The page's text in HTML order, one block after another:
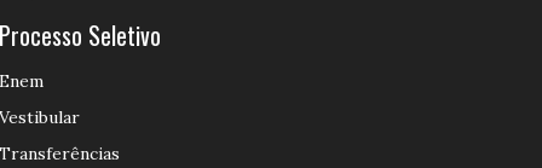
Processo Seletivo
Enem
Vestibular
Transferências